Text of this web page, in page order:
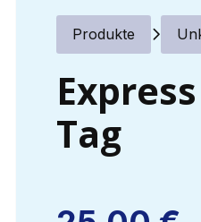
Produkte
Tag